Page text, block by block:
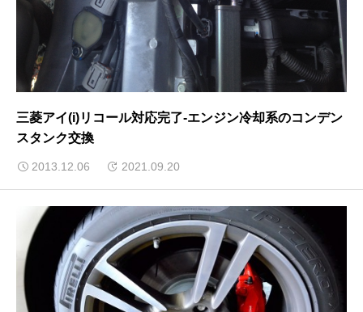
三菱アイ(i)リコール対応完了-エンジン冷却系のコンデン
スタンク交換
2013.12.06 2021.09.20